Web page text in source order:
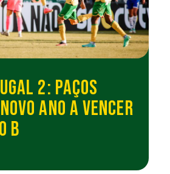
2: PAÇOS
ANO A VENCER
B